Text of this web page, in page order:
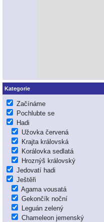
Kategorie
Začínáme
Pochlubte se
Hadi
Užovka červená
Krajta královská
Korálovka sedlatá
Hroznýš královský
Jedovatí hadi
Ještěři
Agama vousatá
Gekončík noční
Leguán zelený
Chameleon jemenský